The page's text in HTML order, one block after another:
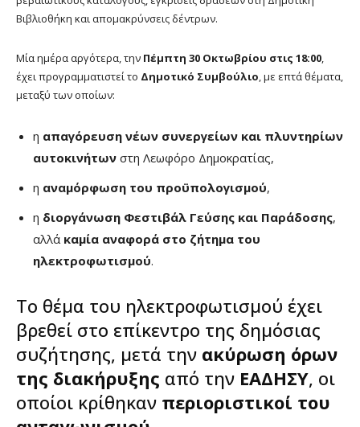
Βιβλιοθήκη και απομακρύνσεις δέντρων.
Μία ημέρα αργότερα, την Πέμπτη 30 Οκτωβρίου στις 18:00,
έχει προγραμματιστεί το Δημοτικό Συμβούλιο, με επτά θέματα,
μεταξύ των οποίων:
η απαγόρευση νέων συνεργείων και πλυντηρίων
αυτοκινήτων στη Λεωφόρο Δημοκρατίας,
η αναμόρφωση του προϋπολογισμού,
η διοργάνωση Φεστιβάλ Γεύσης και Παράδοσης,
αλλά καμία αναφορά στο ζήτημα του
ηλεκτροφωτισμού.
Το θέμα του ηλεκτροφωτισμού έχει
βρεθεί στο επίκεντρο της δημόσιας
συζήτησης, μετά την ακύρωση όρων
της διακήρυξης από την ΕΑΔΗΣΥ, οι
οποίοι κρίθηκαν περιοριστικοί του